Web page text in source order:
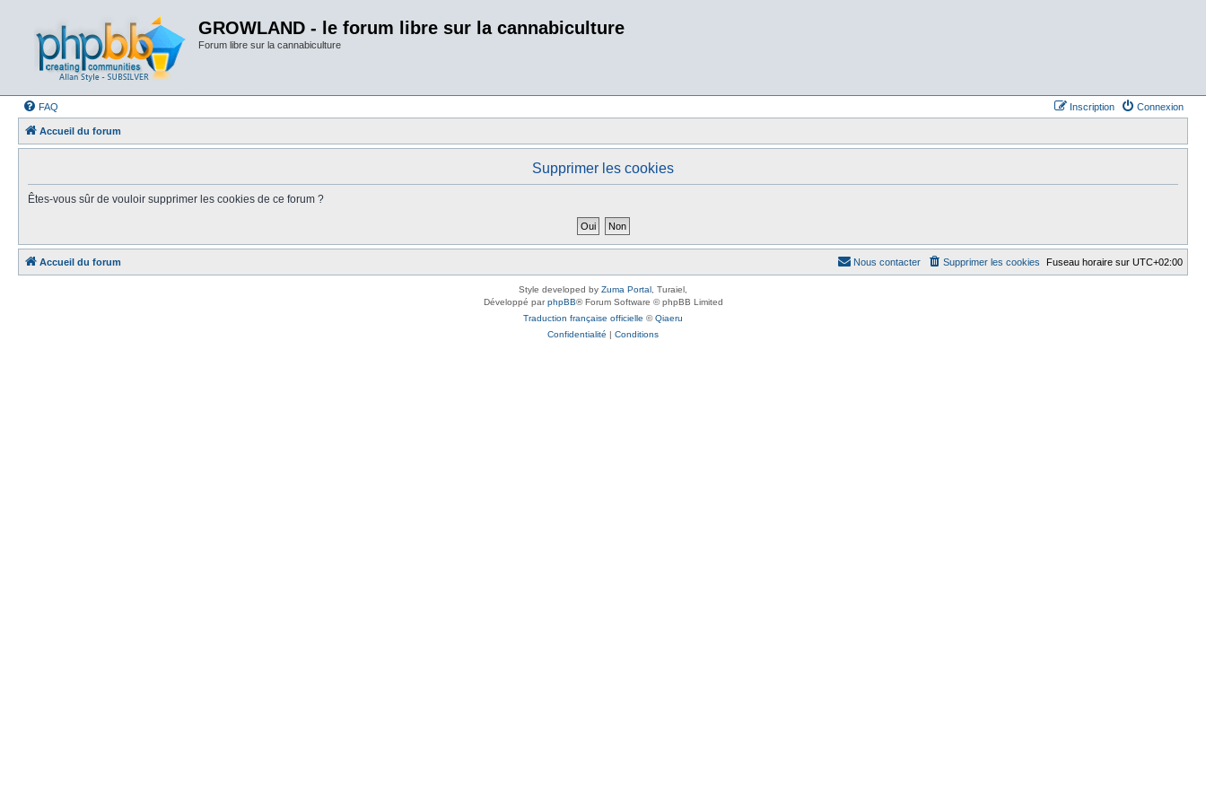
GROWLAND - le forum libre sur la cannabiculture
Forum libre sur la cannabiculture
FAQ Connexion
Inscription
Accueil du forum
Supprimer les cookies
Êtes-vous sûr de vouloir supprimer les cookies de ce forum ?
Accueil du forum Fuseau horaire sur UTC+02:00
Supprimer les cookies
Nous contacter
Style developed by Zuma Portal , Turaiel,
Développé parphpBB® Forum Software © phpBB Limited
Traduction française officielle ©Qiaeru
Confidentialité | Conditions